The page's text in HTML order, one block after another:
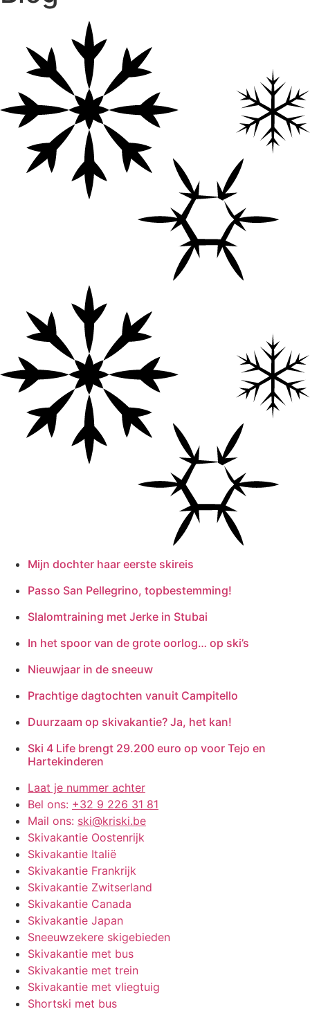
Mijn dochter haar eerste skireis
Passo San Pellegrino, topbestemming!
Slalomtraining met Jerke in Stubai
In het spoor van de grote oorlog… op ski’s
Nieuwjaar in de sneeuw
Prachtige dagtochten vanuit Campitello
Duurzaam op skivakantie? Ja, het kan!
Ski 4 Life brengt 29.200 euro op voor Tejo en
Hartekinderen
Laat je nummer achter
Bel ons: +32 9 226 31 81
Mail ons: ski@kriski.be
Skivakantie Oostenrijk
Skivakantie Italië
Skivakantie Frankrijk
Skivakantie Zwitserland
Skivakantie Canada
Skivakantie Japan
Sneeuwzekere skigebieden
Skivakantie met bus
Skivakantie met trein
Skivakantie met vliegtuig
Shortski met bus